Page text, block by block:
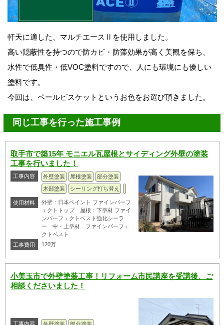
軒天に適した、マルチエースⅡを使用しました。
高い隠蔽性を持つので防カビ・防藻効果が高く美観を保ち、
水性で低臭性・低VOC塗料ですので、人にも環境にも優しい
塗料です。
今回は、ペールビスケットというお色をお選び頂きました。
同じ工事を行った施工事例
取手市で築15年 モニエル瓦屋根とサイディング外壁の塗装
工事を行いました！
工事内容 外壁塗装 屋根塗装
部分塗装
木部塗装
シーリング打ち替え
使用材料
外壁：日本ペイント ファインパーフ
ェクトトップ 屋根：下塗材 ファイ
ンパーフェクトベスト強化シーラ
ー 中・上塗材 ファインパーフェ
クトベスト
工事費用
120万
小美玉市で外壁塗装工事！リフォーム市民講座を受講後、ご
相談くださいました！
工事内容